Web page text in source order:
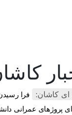
ای کاشان: فرا
پروژهای عمرانی